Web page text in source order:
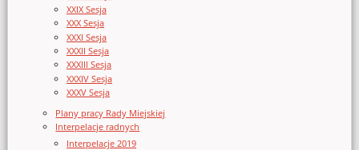
XXIX Sesja
XXX Sesja
XXXI Sesja
XXXII Sesja
XXXIII Sesja
XXXIV Sesja
XXXV Sesja
Plany pracy Rady Miejskiej
Interpelacje radnych
Interpelacje 2019